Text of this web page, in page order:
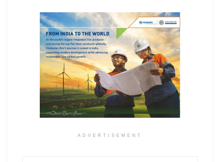
ADVERTISEMENT